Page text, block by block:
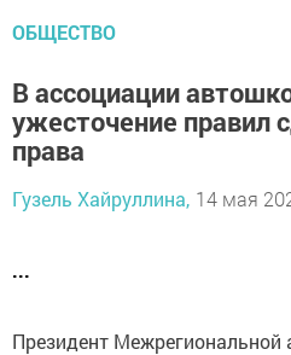
ОБЩЕСТВО
В ассоциации
ужесточение правил
права
Гузель Хайруллина, 14 мая
...
Президент Межрегиональной